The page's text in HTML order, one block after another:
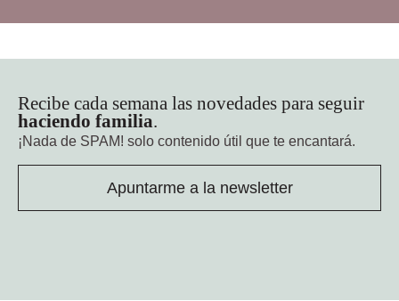
Recibe cada semana las novedades para seguir
haciendo familia
¡Nada de SPAM! solo contenido útil que te encantará.
Apuntarme a la newsletter